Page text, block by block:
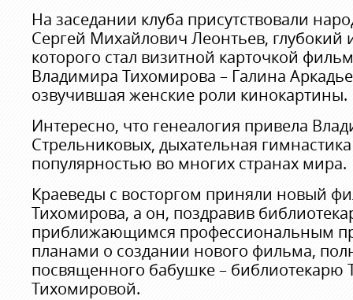
На заседании клуба присутствовали
Сергей Михайлович Леонтьев, глубокий
которого стал визитной карточкой
Владимира Тихомирова – Галина
озвучившая женские роли кинокартины.
Интересно, что генеалогия привела
Стрельниковых, дыхательная
популярностью во многих странах мира.
Краеведы с восторгом приняли новый
Тихомирова, а он, поздравив
приближающимся профессиональным
планами о создании нового фильма,
посвященного бабушке – библиотекарю
Тихомировой.